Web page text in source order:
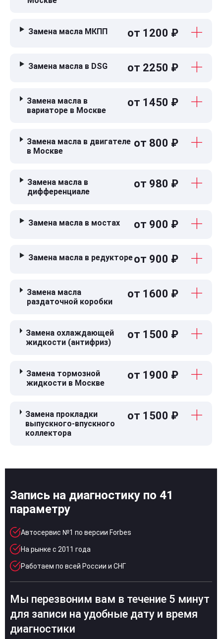
Замена масла МКПП от 1200 ₽
Замена масла в DSG от 2250 ₽
Замена масла в
вариаторе в Москве
от 1450 ₽
Замена масла в двигателе
в Москве
от 800 ₽
Замена масла в
дифференциале
от 980 ₽
Замена масла в мостах от 900 ₽
Замена масла в редуктореот 900 ₽
Замена масла
раздаточной коробки
от 1600 ₽
Замена охлаждающей
жидкости (антифриз)
от 1500 ₽
Замена тормозной
жидкости в Москве
от 1900 ₽
Замена прокладки
выпускного-впускного
коллектора
от 1500 ₽
Запись на диагностику по 41
параметру
Автосервис №1 по версии Forbes
На рынке с 2011 года
Работаем по всей России и СНГ
Мы перезвоним вам в течение 5 минут
для записи на удобные дату и время
диагностики